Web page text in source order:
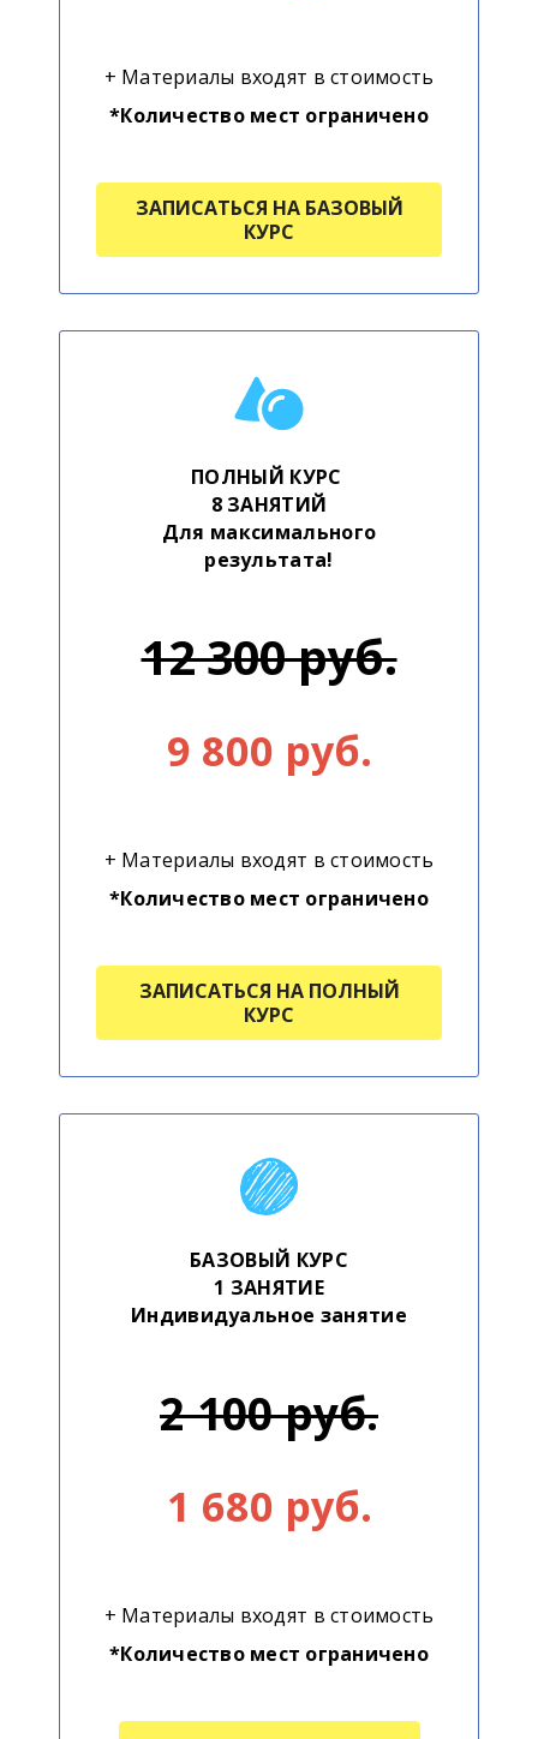
+ Материалы входят в стоимость
*Количество мест ограничено
ЗАПИСАТЬСЯ НА БАЗОВЫЙ
КУРС
ПОЛНЫЙ КУРС
8 ЗАНЯТИЙ
Для максимального
результата!
12 300 руб.
9 800 руб.
+ Материалы входят в стоимость
*Количество мест ограничено
ЗАПИСАТЬСЯ НА ПОЛНЫЙ
КУРС
БАЗОВЫЙ КУРС
1 ЗАНЯТИЕ
Индивидуальное занятие
2 100 руб.
1 680 руб.
+ Материалы входят в стоимость
*Количество мест ограничено